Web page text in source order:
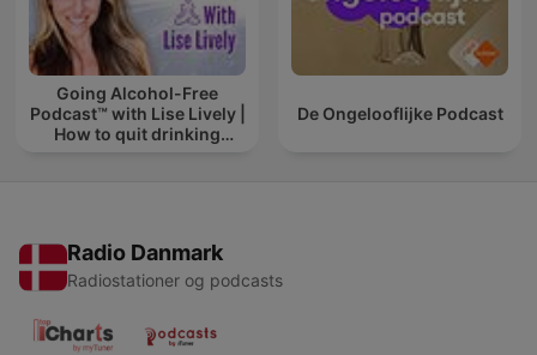
Going Alcohol-Free
Podcast™ with Lise Lively |
How to quit drinking
De Ongelooflijke Podcast
Radio Danmark
Radiostationer og podcasts